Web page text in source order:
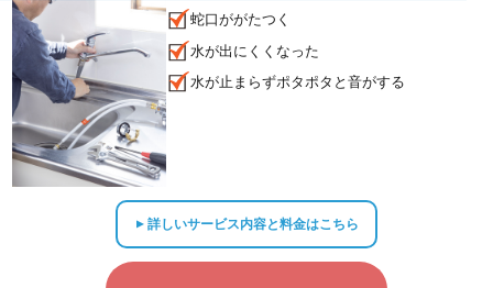
蛇口ががたつく
水が出にくくなった
水が止まらずポタポタと音がする
▲詳しいサービス内容と料金はこちら